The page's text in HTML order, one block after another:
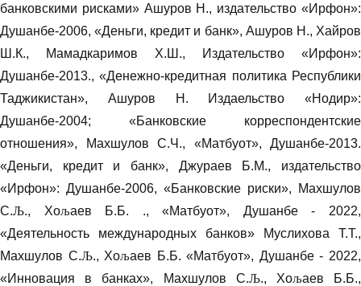
банковскими рисками» Ашуров Н., издательство «Ирфон»:
Душанбе-2006, «Деньги, кредит и банк», Ашуров Н., Хайров
Ш.К., Мамадкаримов Х.Ш., Издательство «Ирфон»:
Душанбе-2013., «Денежно-кредитная политика Республики
Таджикистан», Ашуров Н. Издаельство «Нодир»:
Душанбе-2004; «Банковские корреспондентские
отношения», Махшулов С.Ч., «Матбуот», Душанбе-2013.
«Деньги, кредит и банк», Джураев Б.М., издательство
«Ирфон»: Душанбе-2006, «Банковские риски», Махшулов
С.Љ., Хољаев Б.Б. ., «Матбуот», Душанбе - 2022,
«Деятельность международных банков» Муслихова Т.Т.,
Махшулов С.Љ., Хољаев Б.Б. «Матбуот», Душанбе - 2022,
«Инновация в банках», Махшулов С.Љ., Хољаев Б.Б.,